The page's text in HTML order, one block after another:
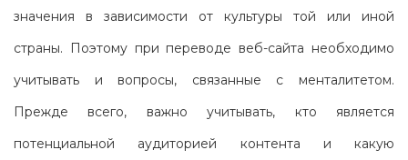
значения в зависимости от культуры той или иной
страны. Поэтому при переводе веб-сайта необходимо
учитывать и вопросы, связанные с менталитетом.
Прежде всего, важно учитывать, кто является
потенциальной аудиторией контента и какую